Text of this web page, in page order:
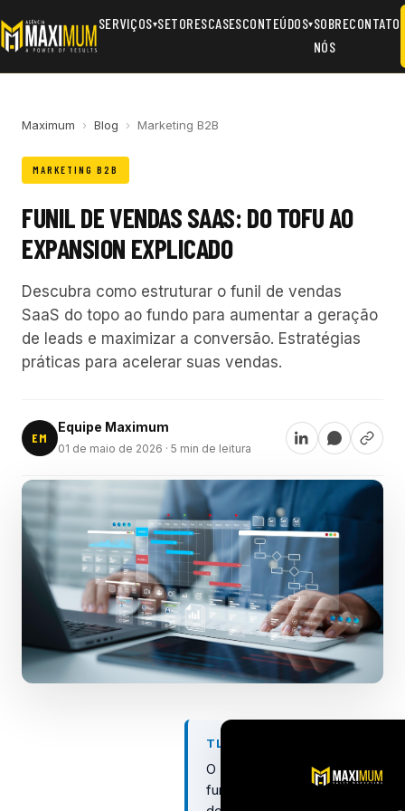
SERVIÇOS▾SETORESCASESCONTEÚDOS▾SOBRE
NÓS
CONTATO
Maximum › Blog › Marketing B2B
MARKETING B2B
FUNIL DE VENDAS SAAS: DO TOFU AO
EXPANSION EXPLICADO
Descubra como estruturar o funil de vendas
SaaS do topo ao fundo para aumentar a geração
de leads e maximizar a conversão. Estratégias
práticas para acelerar suas vendas.
EM
Equipe Maximum
01 de maio de 2026 · 5 min de leitura
TL;DR
O
funil